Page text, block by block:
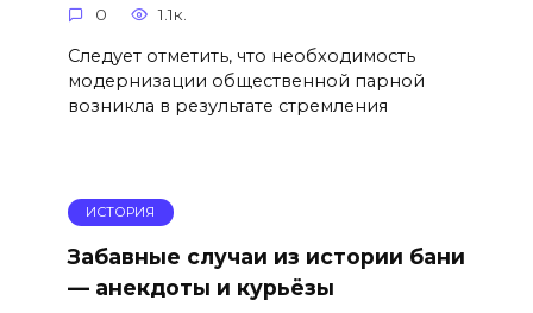
0 1.1к.
Следует отметить, что необходимость
модернизации общественной парной
возникла в результате стремления
ИСТОРИЯ
Забавные случаи из истории бани
— анекдоты и курьёзы